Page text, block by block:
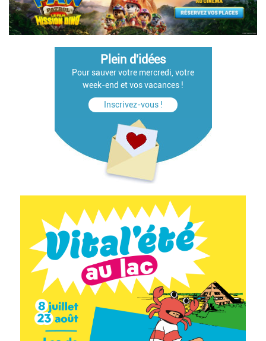
Plein d'idées
Pour sauver votre mercredi, votre
week-end et vos vacances !
Inscrivez-vous !